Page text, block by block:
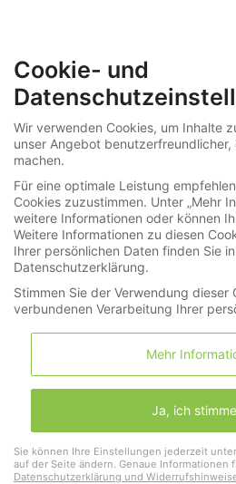
Videos im Spotlicht
Museale, historisch bedeutende
mit Selbstschlag
Ein Geschenk von
Cookie- und
Wir verwenden Cookies, um Inhalte
unser Angebot
machen.
Für eine optimale Leistung
Cookies zuzustimmen. Unter „Mehr
weitere Informationen oder können
Weitere Informationen zu diesen
Ihrer persönlichen Daten finden Sie
Datenschutzerklärung.
Stimmen Sie der Verwendung dieser
verbundenen Verarbeitung Ihrer
Mehr
Ja, ich
Sie können Ihre Einstellungen jederzeit
auf der Seite ändern. Genaue Informationen
Datenschutzerklärung und